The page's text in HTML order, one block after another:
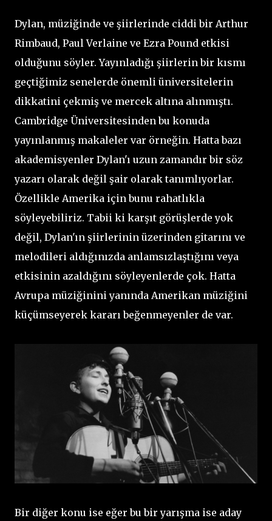
Dylan, müziğinde ve şiirlerinde ciddi bir Arthur
Rimbaud, Paul Verlaine ve Ezra Pound etkisi
olduğunu söyler. Yayınladığı şiirlerin bir kısmı
geçtiğimiz senelerde önemli üniversitelerin
dikkatini çekmiş ve mercek altına alınmıştı.
Cambridge Üniversitesinden bu konuda
yayınlanmış makaleler var örneğin. Hatta bazı
akademisyenler Dylan'ı uzun zamandır bir söz
yazarı olarak değil şair olarak tanımlıyorlar.
Özellikle Amerika için bunu rahatlıkla
söyleyebiliriz. Tabii ki karşıt görüşlerde yok
değil, Dylan'ın şiirlerinin üzerinden gitarını ve
melodileri aldığınızda anlamsızlaştığını veya
etkisinin azaldığını söyleyenlerde çok. Hatta
Avrupa müziğinini yanında Amerikan müziğini
küçümseyerek kararı beğenmeyenler de var.
Bir diğer konu ise eğer bu bir yarışma ise aday